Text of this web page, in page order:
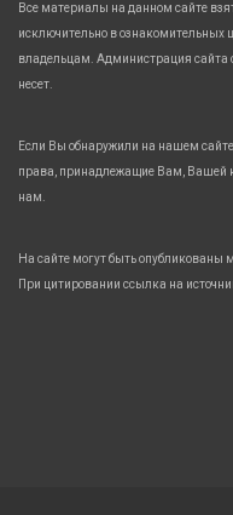
Все материалы на данном сайте
исключительно в
владельцам. Администрация сайта
несет.
Если Вы обнаружили на нашем
права, принадлежащие Вам, Вашей
нам.
На сайте могут быть опубликованы
При цитировании ссылка на